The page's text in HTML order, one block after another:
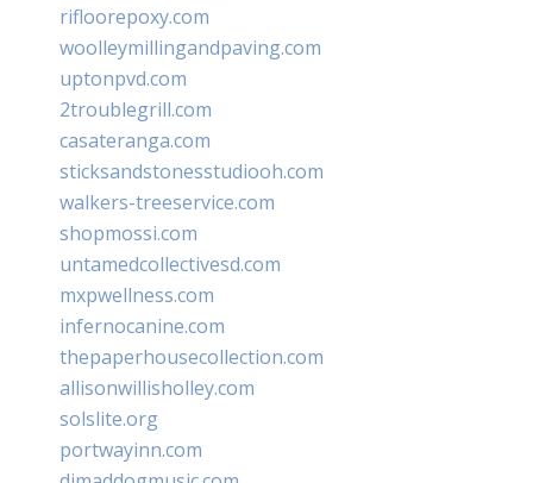
rifloorepoxy.com
woolleymillingandpaving.com
uptonpvd.com
2troublegrill.com
casateranga.com
sticksandstonesstudiooh.com
walkers-treeservice.com
shopmossi.com
untamedcollectivesd.com
mxpwellness.com
infernocanine.com
thepaperhousecollection.com
allisonwillisholley.com
solslite.org
portwayinn.com